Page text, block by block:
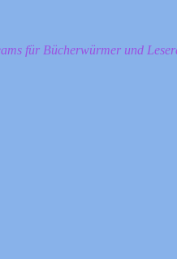
für Bücherwürmer und